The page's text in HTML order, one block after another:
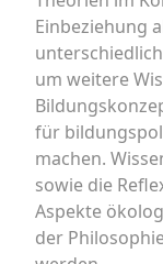
Einbeziehung
um weitere
für
machen.
sowie die
Aspekte
der